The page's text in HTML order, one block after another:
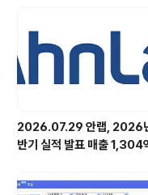
장하여 BIOS 설정을 종료하고,
M에 삽입한 후 재부팅을 진행하
이 나타납니다. 복구에 필요한
2026.07.29 안랩, 2026
반기 실적 발표 매출 1,304